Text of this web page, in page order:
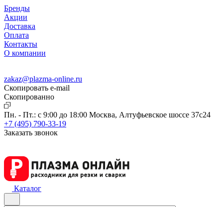
Бренды
Акции
Доставка
Оплата
Контакты
О компании
zakaz@plazma-online.ru
Скопировать e-mail
Cкопированно
Пн. - Пт.: с 9:00 до 18:00 Москва, Алтуфьевское шоссе 37с24
+7 (495) 790-33-19
Заказать звонок
Каталог